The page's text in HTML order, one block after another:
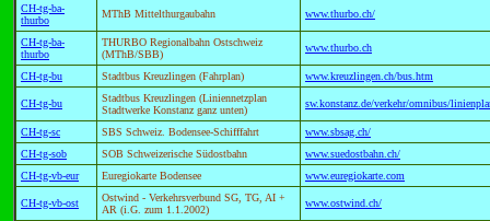
CH-tg-ba-
thurbo
MThB Mittelthurgaubahn www.thurbo.ch/
CH-tg-ba-
thurbo
THURBO Regionalbahn Ostschweiz
(MThB/SBB)
www.thurbo.ch
CH-tg-bu Stadtbus Kreuzlingen (Fahrplan) www.kreuzlingen.ch/bus.htm
CH-tg-bu
Stadtbus Kreuzlingen (Liniennetzplan
Stadtwerke Konstanz ganz unten)
sw.konstanz.de/verkehr/omnibus/
CH-tg-sc SBS Schweiz. Bodensee-Schifffahrt
www.sbsag.ch/
CH-tg-sob
SOB Schweizerische Südostbahn
www.suedostbahn.ch/
CH-tg-vb-eur
Euregiokarte Bodensee www.euregiokarte.com
CH-tg-vb-ost
Ostwind - Verkehrsverbund SG, TG, AI +
AR (i.G. zum 1.1.2002)
www.ostwind.ch/